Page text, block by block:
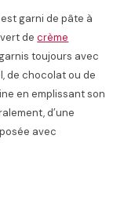
garni de pâte à
decrème
toujours avec
de chocolat ou de
en emplissant son
d’une
avec